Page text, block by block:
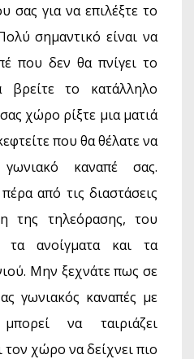
σας για να επιλέξτε το
σημαντικό είναι να
που δεν θα πνίγει το
το κατάλληλο
χώρο ρίξτε μια ματιά
που θα θέλατε να
καναπέ σας.
από τις διαστάσεις
της τηλεόρασης, του
τα ανοίγματα και τα
Μην ξεχνάτε πως σε
γωνιακός καναπές με
να ταιριάζει
τον χώρο να δείχνει πιο